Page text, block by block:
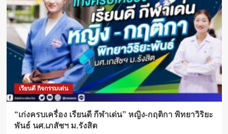
เรียนดี กิจกรรมเด่น
“เก่งครบเครื่อง เรียนดี กีฬาเด่น” หญิง-กฤติกา พิทยาวิริยะ
พันธ์ นศ.เภสัชฯ ม.รังสิต